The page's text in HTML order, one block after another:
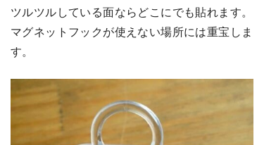
ツルツルしている面ならどこにでも貼れます。
マグネットフックが使えない場所には重宝しま
す。